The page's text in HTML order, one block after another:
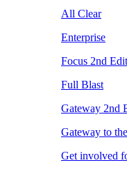
All Clear
Enterprise
Focus 2nd
Full Blast
Gateway 2nd
Gateway to
Get involved